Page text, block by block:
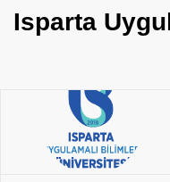
Isparta